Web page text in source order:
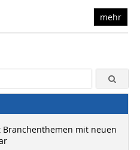
mehr
Branchenthemen mit neuen